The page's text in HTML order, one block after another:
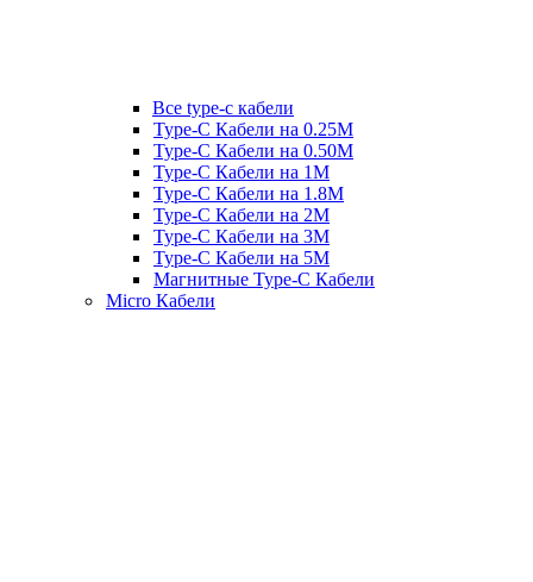
Все type-c кабели
Type-C Кабели на 0.25М
Type-C Кабели на 0.50М
Type-C Кабели на 1М
Type-C Кабели на 1.8М
Type-C Кабели на 2М
Type-C Кабели на 3М
Type-C Кабели на 5М
Магнитные Type-C Кабели
Micro Кабели